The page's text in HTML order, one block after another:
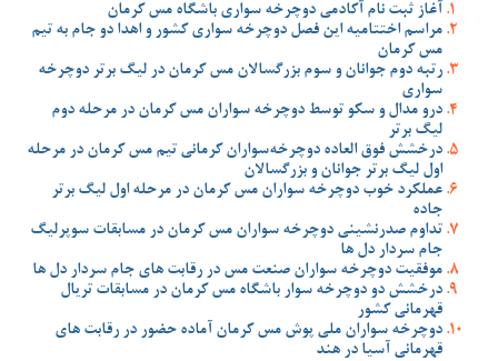
آغاز ثبت نام آکادمی دوچرخه سواری باشگاه مس کرمان
مراسم اختتامیه این فصل دوچرخه سواری کشور و اهدا دو جام به تیم
مس کرمان
رتبه دوم جوانان و سوم بزرگسالان مس کرمان در لیگ برتر دوچرخه
سواری
درو مدال و سکو توسط دوچرخه سواران مس کرمان در مرحله دوم
لیگ برتر
درخشش فوق العاده دوچرخه‌سواران کرمانی تیم مس کرمان در مرحله
اول لیگ برتر جوانان و بزرگسالان
عملکرد خوب دوچرخه سواران مس کرمان در مرحله اول لیگ برتر
جاده
تداوم صدرنشینی دوچرخه سواران مس کرمان در مسابقات سوپرلیگ
جام سردار دل ها
موفقیت دوچرخه سواران صنعت مس در رقابت های جام سردار دل ها
درخشش دو دوچرخه سوار باشگاه مس کرمان در مسابقات تریال
قهرمانی کشور
دوچرخه سواران ملی پوش مس کرمان آماده حضور در رقابت های
قهرمانی آسیا در هند